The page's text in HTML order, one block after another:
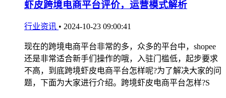
虾皮跨境电商平台评价，运营模式解析
行业资讯 • 2024-10-23 09:00:41
现在的跨境电商平台非常的多，众多的平台中，shopee
还是非常适合新手们操作的哦，入驻门槛低，起步要求
不高，到底跨境虾皮电商平台怎样呢?为了解决大家的问
题，下面为大家进行介绍。跨境虾皮电商平台怎样?S